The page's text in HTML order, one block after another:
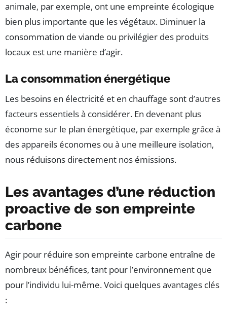
animale, par exemple, ont une empreinte écologique
bien plus importante que les végétaux. Diminuer la
consommation de viande ou privilégier des produits
locaux est une manière d’agir.
La consommation énergétique
Les besoins en électricité et en chauffage sont d’autres
facteurs essentiels à considérer. En devenant plus
économe sur le plan énergétique, par exemple grâce à
des appareils économes ou à une meilleure isolation,
nous réduisons directement nos émissions.
Les avantages d’une réduction
proactive de son empreinte
carbone
Agir pour réduire son empreinte carbone entraîne de
nombreux bénéfices, tant pour l’environnement que
pour l’individu lui-même. Voici quelques avantages clés
: